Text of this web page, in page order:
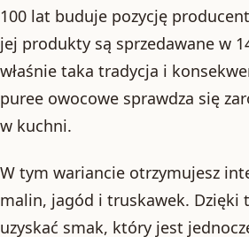
100 lat buduje pozycję
jej produkty są sprzedawane w
właśnie taka tradycja i
puree owocowe sprawdza się
w kuchni.
W tym wariancie otrzymujesz
malin, jagód i truskawek. Dzięki
uzyskać smak, który jest